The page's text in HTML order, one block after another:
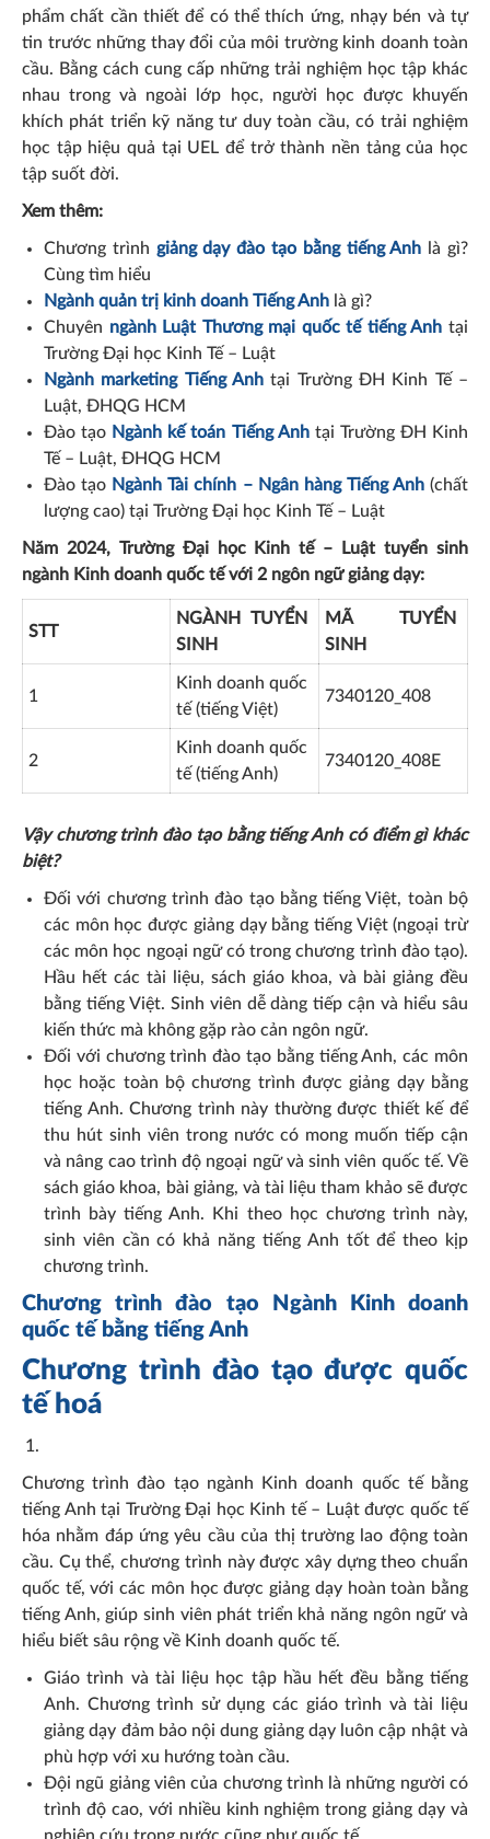
phẩm chất cần thiết để có thể thích ứng, nhạy bén và tự
tin trước những thay đổi của môi trường kinh doanh toàn
cầu. Bằng cách cung cấp những trải nghiệm học tập khác
nhau trong và ngoài lớp học, người học được khuyến
khích phát triển kỹ năng tư duy toàn cầu, có trải nghiệm
học tập hiệu quả tại UEL để trở thành nền tảng của học
tập suốt đời.
Xem thêm:
Chương trình giảng dạy đào tạo bằng tiếng Anh là gì?
Cùng tìm hiểu
Ngành quản trị kinh doanh Tiếng Anh là gì?
Chuyên ngành Luật Thương mại quốc tế tiếng Anh tại
Trường Đại học Kinh Tế – Luật
Ngành marketing Tiếng Anh tại Trường ĐH Kinh Tế –
Luật, ĐHQG HCM
Đào tạo Ngành kế toán Tiếng Anhtại Trường ĐH Kinh
Tế – Luật, ĐHQG HCM
Đào tạo Ngành Tài chính – Ngân hàng Tiếng Anh (chất
lượng cao) tại Trường Đại học Kinh Tế – Luật
Năm 2024, Trường Đại học Kinh tế – Luật tuyển sinh
ngành Kinh doanh quốc tế với 2 ngôn ngữ giảng dạy:
STT
NGÀNH TUYỂN
SINH
MÃ TUYỂN
SINH
1
Kinh doanh quốc
tế (tiếng Việt)
7340120_408
2
Kinh doanh quốc
tế (tiếng Anh)
7340120_408E
Vậy chương trình đào tạo bằng tiếng Anh có điểm gì khác
biệt?
Đối với chương trình đào tạo bằng tiếng Việt, toàn bộ
các môn học được giảng dạy bằng tiếng Việt (ngoại trừ
các môn học ngoại ngữ có trong chương trình đào tạo).
Hầu hết các tài liệu, sách giáo khoa, và bài giảng đều
bằng tiếng Việt. Sinh viên dễ dàng tiếp cận và hiểu sâu
kiến thức mà không gặp rào cản ngôn ngữ.
Đối với chương trình đào tạo bằng tiếng Anh, các môn
học hoặc toàn bộ chương trình được giảng dạy bằng
tiếng Anh. Chương trình này thường được thiết kế để
thu hút sinh viên trong nước có mong muốn tiếp cận
và nâng cao trình độ ngoại ngữ và sinh viên quốc tế. Về
sách giáo khoa, bài giảng, và tài liệu tham khảo sẽ được
trình bày tiếng Anh. Khi theo học chương trình này,
sinh viên cần có khả năng tiếng Anh tốt để theo kịp
chương trình.
Chương trình đào tạo Ngành Kinh doanh
quốc tế bằng tiếng Anh
Chương trình đào tạo được quốc
tế hoá
Chương trình đào tạo ngành Kinh doanh quốc tế bằng
tiếng Anh tại Trường Đại học Kinh tế – Luật được quốc tế
hóa nhằm đáp ứng yêu cầu của thị trường lao động toàn
cầu. Cụ thể, chương trình này được xây dựng theo chuẩn
quốc tế, với các môn học được giảng dạy hoàn toàn bằng
tiếng Anh, giúp sinh viên phát triển khả năng ngôn ngữ và
hiểu biết sâu rộng về Kinh doanh quốc tế.
Giáo trình và tài liệu học tập hầu hết đều bằng tiếng
Anh. Chương trình sử dụng các giáo trình và tài liệu
giảng dạy đảm bảo nội dung giảng dạy luôn cập nhật và
phù hợp với xu hướng toàn cầu.
Đội ngũ giảng viên của chương trình là những người có
trình độ cao, với nhiều kinh nghiệm trong giảng dạy và